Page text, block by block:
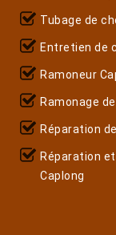
Tubage de
Entretien de
Ramoneur
Ramonage
Réparation
Réparation
Caplong